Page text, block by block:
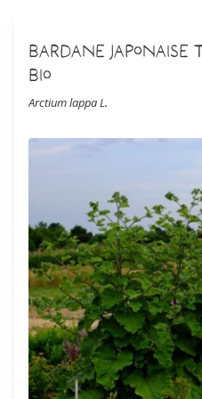
Bardane Japonaise
Bio
Arctium lappa L.